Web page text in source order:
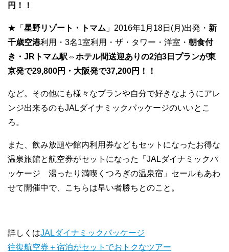
円！！
★「 星野リゾート・トマム 」 2016年1月18日(月)出発・ 新
千歳空港利用・3名1室利用・ザ・タワー・洋室・ 朝食付
き・JRトマム駅⇔ホテル間送迎ありの2泊3日プランが東
京発で29,800円・大阪発で37,200円！！
など。その他にも様々なプランや自分で好きなようにアレ
ンジ出来るのもJALダイナミックパッケージのいいとこ
ろ。
また、飲み放題や館内利用券などもセットになったお得な
温泉旅館と航空券がセットになった「JALダイナミックパ
ッケージ 湯ったり満喫くつろぎの温泉宿」セールもあわ
せて開催中で、こちらは早い者勝ちとのこと。
詳しくはJALダイナミックパッケージ
往復航空券＋宿泊がセットでおトクなツアー